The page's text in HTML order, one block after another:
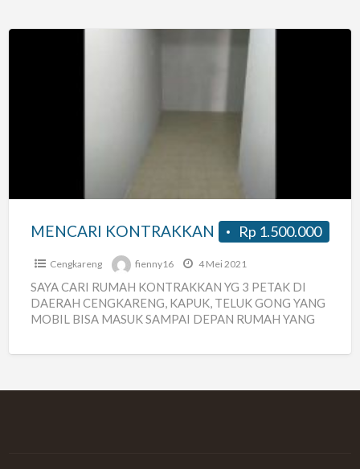
Rp 1.500.000
MENCARI KONTRAKKAN
Cengkareng fienny16 4 Mei 2021
SAYA CARI RUMAH KONTRAKKAN YG 3 PETAK DI
DAERAH CENGKARENG, KAPUK, TELUK GONG YANG
MOBIL BISA MASUK SAMPAI DEPAN RUMAH YANG